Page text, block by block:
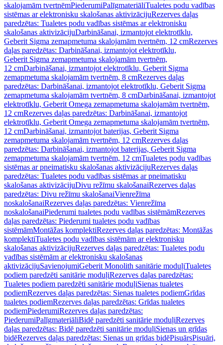
skalojamām tvertnēmPiederumiPalīgmateriāliTualetes podu vadības
sistēmas ar elektronisku skalošanas aktivizācijuRezerves daļas
paredzētas: Tualetes podu vadības sistēmas ar elektronisku
skalošanas aktivizācijuDarbināšanai, izmantojot elektrotīklu,
Geberit Sigma zemapmetuma skalojamām tvertnēm, 12 cmRezerves
daļas paredzētas: Darbināšanai, izmantojot elektrotīklu,
Geberit Sigma zemapmetuma skalojamām tvertnēm,
12 cmDarbināšanai, izmantojot elektrotīklu, Geberit Sigma
zemapmetuma skalojamām tvertnēm, 8 cmRezerves daļas
paredzētas: Darbināšanai, izmantojot elektrotīklu, Geberit Sigma
zemapmetuma skalojamām tvertnēm, 8 cmDarbināšanai, izmantojot
elektrotīklu, Geberit Omega zemapmetuma skalojamām tvertnēm,
12 cmRezerves daļas paredzētas: Darbināšanai, izmantojot
elektrotīklu, Geberit Omega zemapmetuma skalojamām tvertnēm,
12 cmDarbināšanai, izmantojot baterijas, Geberit Sigma
zemapmetuma skalojamām tvertnēm, 12 cmRezerves daļas
paredzētas: Darbināšanai, izmantojot baterijas, Geberit Sigma
zemapmetuma skalojamām tvertnēm, 12 cmTualetes podu vadības
sistēmas ar pneimatisku skalošanas aktivizācijuRezerves daļas
paredzētas: Tualetes podu vadības sistēmas ar pneimatisku
skalošanas aktivizācijuDivu režīmu skalošanaiRezerves daļas
paredzētas: Divu režīmu skalošanaiVienrežīma
noskalošanaiRezerves daļas paredzētas: Vienrežīma
noskalošanaiPiederumi tualetes podu vadības sistēmāmRezerves
daļas paredzētas: Piederumi tualetes podu vadības
sistēmāmMontāžas komplektiRezerves daļas paredzētas: Montāžas
komplektiTualetes podu vadības sistēmām ar elektronisku
skalošanas aktivizācijuRezerves daļas paredzētas: Tualetes podu
vadības sistēmām ar elektronisku skalošanas
aktivizācijuSavienojumiGeberit Monolith sanitārie moduļiTualetes
podiem paredzēti sanitārie moduļiRezerves daļas paredzētas:
Tualetes podiem paredzēti sanitārie moduļiSienas tualetes
podiemRezerves daļas paredzētas: Sienas tualetes podiemGrīdas
tualetes podiemRezerves daļas paredzētas: Grīdas tualetes
podiemPiederumiRezerves daļas paredzētas:
PiederumiPalīgmateriāliBidē paredzēti sanitārie moduļiRezerves
daļas paredzētas: Bidē paredzēti sanitārie moduļiSienas un grīdas
bidēRezerves daļas paredzētas: Sienas un grīdas bidēPisuārsPisuāri,